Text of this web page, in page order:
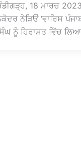
18 ਮਾਰਚ
ਨੇੜਿਓਂ ‘ਵਾਰਿਸ
ਨੂੰ ਹਿਰਾਸਤ ਵਿੱਚ ਲਿਆ